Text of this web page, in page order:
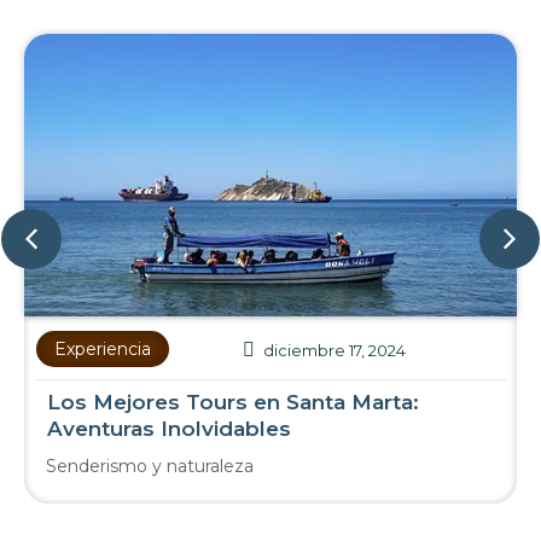
Experiencia diciembre 17, 2024
Los Mejores Tours en Santa Marta:
Aventuras Inolvidables
Senderismo y naturaleza